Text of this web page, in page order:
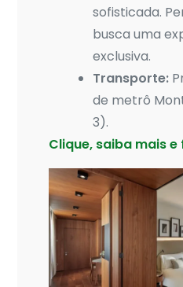
sofisticada.
busca uma
exclusiva.
Transporte:
de metrô
3).
Clique, saiba mais